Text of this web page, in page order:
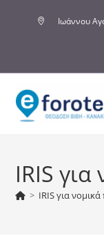
Ιωάννου
IRIS
> IRIS για